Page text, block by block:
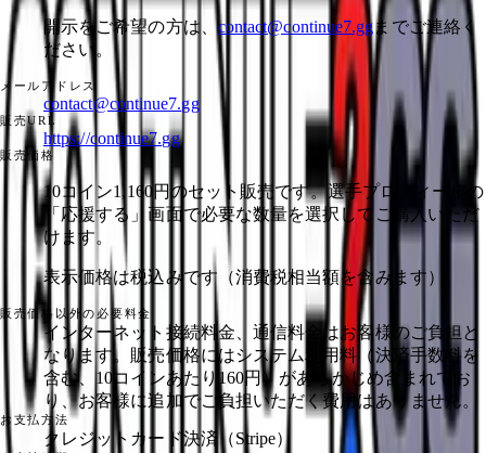
開示をご希望の方は、contact@continue7.ggまでご連絡く
ださい。
メールアドレス
contact@continue7.gg
販売URL
https://continue7.gg
販売価格
10コイン1,160円のセット販売です。選手プロフィールの
「応援する」画面で必要な数量を選択してご購入いただ
けます。
表示価格は税込みです（消費税相当額を含みます）。
販売価格以外の必要料金
インターネット接続料金、通信料金はお客様のご負担と
なります。販売価格にはシステム利用料（決済手数料を
含む、10コインあたり160円）があらかじめ含まれてお
り、お客様に追加でご負担いただく費用はありません。
お支払方法
クレジットカード決済（Stripe）